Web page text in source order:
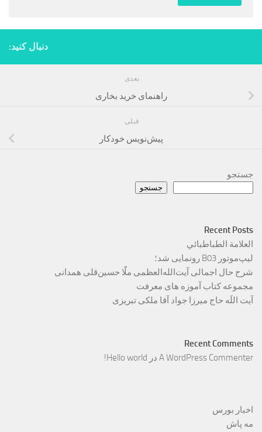
دنبال کنید:
بعدی
راهنمای خرید بخاری
قبلی
پیش‌نویس خودکار
جستجو
جستجو
Recent Posts
العلامة الطباطبائي
لیپ‌موتور B03 رونمایی شد؛
شرح حال اجمالی آیت‌الله‌العظمی ملّا حسین‌قلی همدانی
مجموعه کتاب آموزه های معرفت
آیت اللَه حاج میرزا جواد آقا ملکی تبریزی
Recent Comments
A WordPress Commenter در Hello world!
اخبار بورس
مه پاش